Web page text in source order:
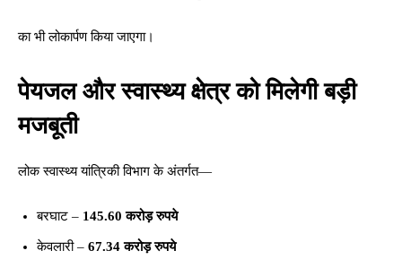
का भी लोकार्पण किया जाएगा।
पेयजल और स्वास्थ्य क्षेत्र को मिलेगी बड़ी
मजबूती
लोक स्वास्थ्य यांत्रिकी विभाग के अंतर्गत—
बरघाट – 145.60 करोड़ रुपये
केवलारी – 67.34 करोड़ रुपये